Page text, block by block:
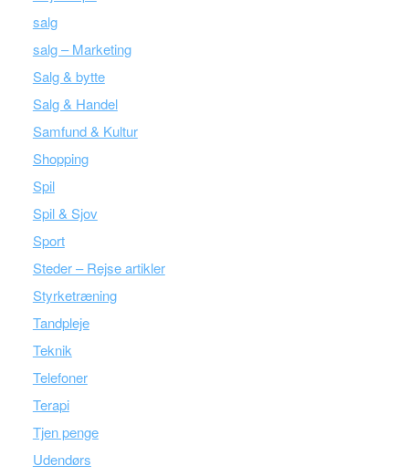
salg
salg – Marketing
Salg & bytte
Salg & Handel
Samfund & Kultur
Shopping
Spil
Spil & Sjov
Sport
Steder – Rejse artikler
Styrketræning
Tandpleje
Teknik
Telefoner
Terapi
Tjen penge
Udendørs